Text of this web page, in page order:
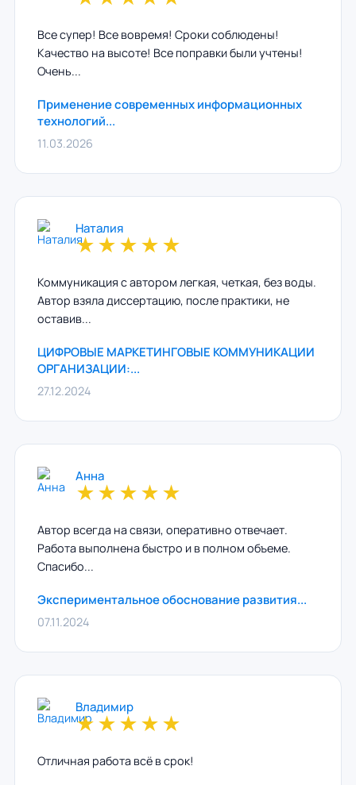
Все супер! Все вовремя! Сроки соблюдены!
Качество на высоте! Все поправки были учтены!
Очень...
Применение современных информационных
технологий...
11.03.2026
Наталия
★★★★★
Коммуникация с автором легкая, четкая, без воды.
Автор взяла диссертацию, после практики, не
оставив...
ЦИФРОВЫЕ МАРКЕТИНГОВЫЕ КОММУНИКАЦИИ
ОРГАНИЗАЦИИ:...
27.12.2024
Анна
★★★★★
Автор всегда на связи, оперативно отвечает.
Работа выполнена быстро и в полном объеме.
Спасибо...
Экспериментальное обоснование развития...
07.11.2024
Владимир
★★★★★
Отличная работа всё в срок!